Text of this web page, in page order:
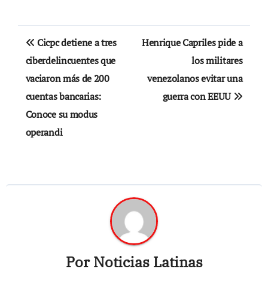
Navegación
de
entradas
Cicpc detiene a tres
ciberdelincuentes que
vaciaron más de 200
cuentas bancarias:
Conoce su modus
operandi
Henrique Capriles pide a
los militares
venezolanos evitar una
guerra con EEUU
PorNoticias Latinas